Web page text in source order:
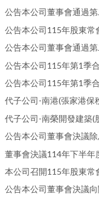
公告本公司115年股東常
公告本公司115年第1季
公告本公司115年第1季
代子公司-南榮開發建築(
公告本公司董事會決議
董事會決議114年下半年
本公司召開115年股東常